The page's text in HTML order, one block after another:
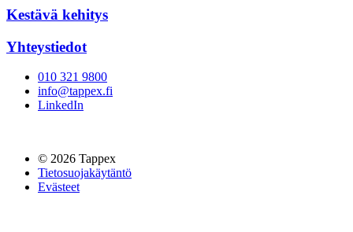
Kestävä kehitys
Yhteystiedot
010 321 9800
info@tappex.fi
LinkedIn
© 2026 Tappex
Tietosuojakäytäntö
Evästeet